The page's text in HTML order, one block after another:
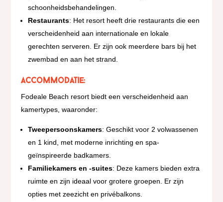
schoonheidsbehandelingen.
Restaurants: Het resort heeft drie restaurants die een
verscheidenheid aan internationale en lokale
gerechten serveren. Er zijn ook meerdere bars bij het
zwembad en aan het strand​.
Accommodatie:
Fodeale Beach resort biedt een verscheidenheid aan
kamertypes, waaronder:
Tweepersoonskamers: Geschikt voor 2 volwassenen
en 1 kind, met moderne inrichting en spa-
geïnspireerde badkamers.
Familiekamers en -suites: Deze kamers bieden extra
ruimte en zijn ideaal voor grotere groepen. Er zijn
opties met zeezicht en privébalkons.